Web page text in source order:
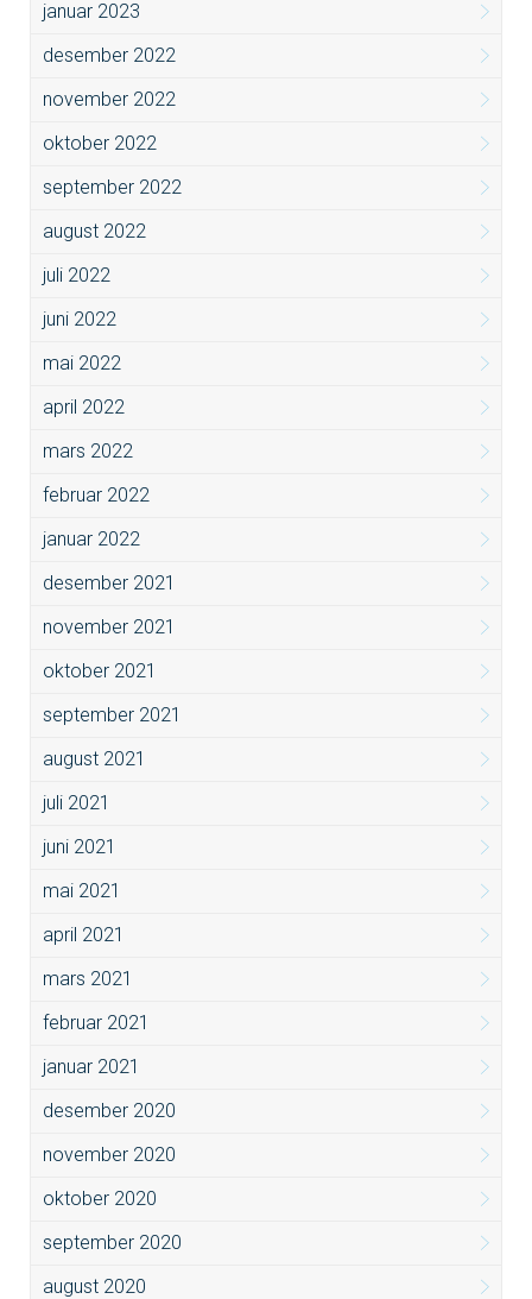
januar 2023
desember 2022
november 2022
oktober 2022
september 2022
august 2022
juli 2022
juni 2022
mai 2022
april 2022
mars 2022
februar 2022
januar 2022
desember 2021
november 2021
oktober 2021
september 2021
august 2021
juli 2021
juni 2021
mai 2021
april 2021
mars 2021
februar 2021
januar 2021
desember 2020
november 2020
oktober 2020
september 2020
august 2020